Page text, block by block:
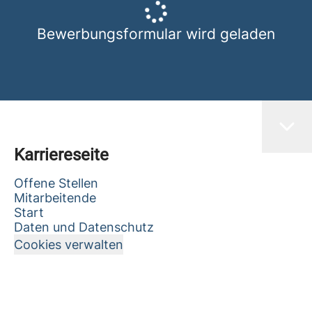
Bewerbungsformular wird geladen
Karriereseite
Offene Stellen
Mitarbeitende
Start
Daten und Datenschutz
Cookies verwalten